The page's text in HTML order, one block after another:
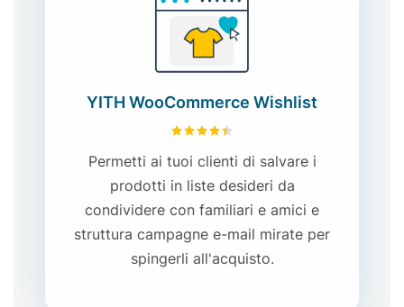
YITH WooCommerce Wishlist
Permetti ai tuoi clienti di salvare i
prodotti in liste desideri da
condividere con familiari e amici e
struttura campagne e-mail mirate per
spingerli all'acquisto.